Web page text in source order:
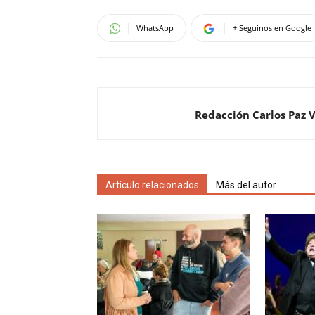
WhatsApp + Seguinos en Google
Redacción Carlos Paz
Artículo relacionados Más del autor